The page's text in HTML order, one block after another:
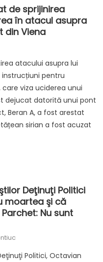
de sprijinirea
în atacul asupra
din Viena
atacului asupra lui
pentru
viza uciderea unui
dejucat datorită unui pont
Beran A, a fost arestat
sirian a fost acuzat
Deţinuţi Politici
moartea şi că
Nu sunt
Politici, Octavian